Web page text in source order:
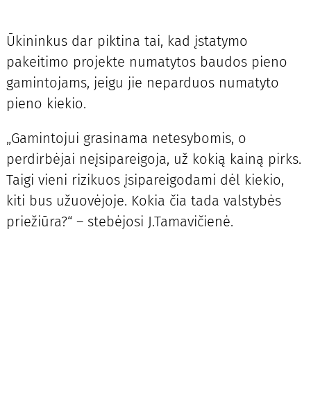
Ūkininkus dar piktina tai, kad įstatymo
pakeitimo projekte numatytos baudos pieno
gamintojams, jeigu jie neparduos numatyto
pieno kiekio.
„Gamintojui grasinama netesybomis, o
perdirbėjai neįsipareigoja, už kokią kainą pirks.
Taigi vieni rizikuos įsipareigodami dėl kiekio,
kiti bus užuovėjoje. Kokia čia tada valstybės
priežiūra?“ – stebėjosi J.Tamavičienė.